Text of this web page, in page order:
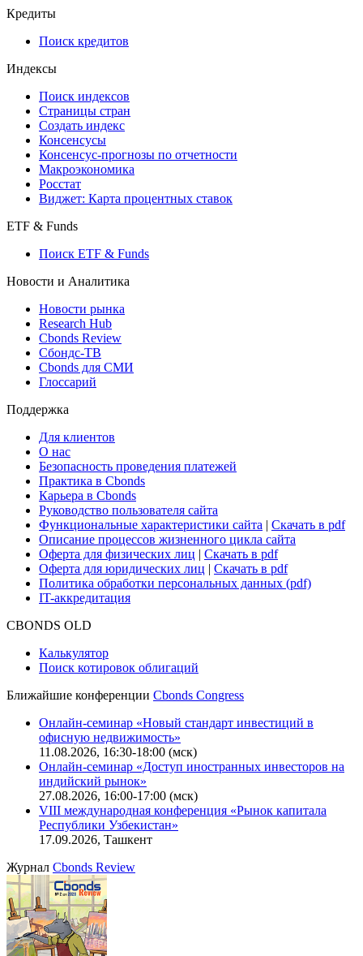
Кредиты
Поиск кредитов
Индексы
Поиск индексов
Страницы стран
Создать индекс
Консенсусы
Консенсус-прогнозы по отчетности
Макроэкономика
Росстат
Виджет: Карта процентных ставок
ETF & Funds
Поиск ETF & Funds
Новости и Аналитика
Новости рынка
Research Hub
Cbonds Review
Сбондс-ТВ
Cbonds для СМИ
Глоссарий
Поддержка
Для клиентов
О нас
Безопасность проведения платежей
Практика в Cbonds
Карьера в Cbonds
Руководство пользователя сайта
Функциональные характеристики сайта | Скачать в pdf
Описание процессов жизненного цикла сайта
Оферта для физических лиц | Скачать в pdf
Оферта для юридических лиц | Скачать в pdf
Политика обработки персональных данных (pdf)
IT-аккредитация
CBONDS OLD
Калькулятор
Поиск котировок облигаций
Ближайшие конференции Cbonds Congress
Онлайн-семинар «Новый стандарт инвестиций в
офисную недвижимость»
11.08.2026, 16:30-18:00 (мск)
Онлайн-семинар «Доступ иностранных инвесторов на
индийский рынок»
27.08.2026, 16:00-17:00 (мск)
VIII международная конференция «Рынок капитала
Республики Узбекистан»
17.09.2026, Ташкент
Журнал Cbonds Review